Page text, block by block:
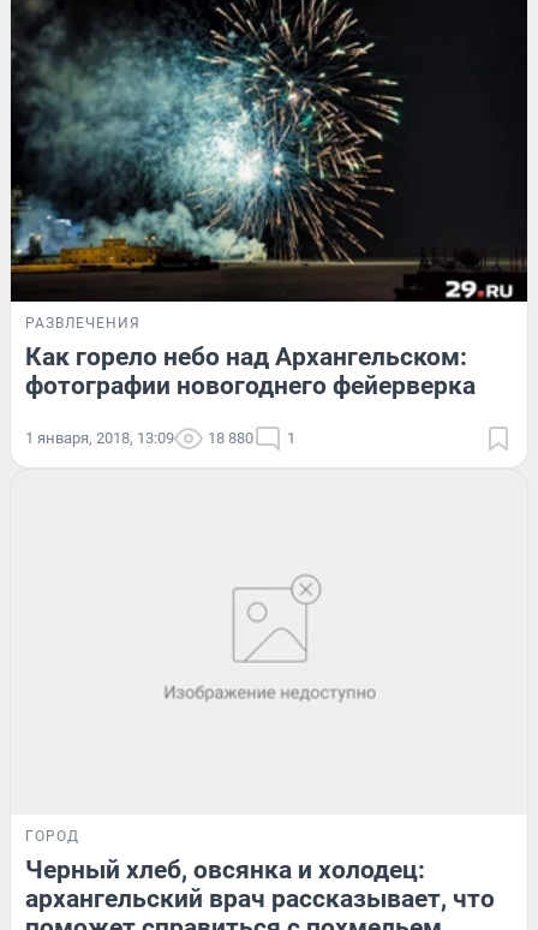
РАЗВЛЕЧЕНИЯ
Как горело небо над Архангельском:
фотографии новогоднего фейерверка
1 января, 2018, 13:09 18 880 1
ГОРОД
Черный хлеб, овсянка и холодец:
архангельский врач рассказывает, что